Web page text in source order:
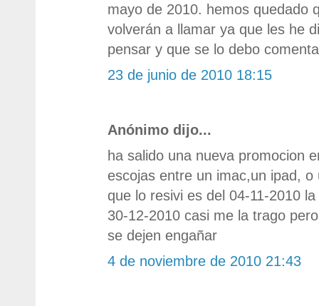
mayo de 2010. hemos quedado
volverán a llamar ya que les he
pensar y que se lo debo
23 de junio de 2010 18:15
Anónimo dijo...
ha salido una nueva promocion
escojas entre un imac,un ipad,
que lo resivi es del 04-11-2010
30-12-2010 casi me la trago
se dejen engañar
4 de noviembre de 2010 21:43